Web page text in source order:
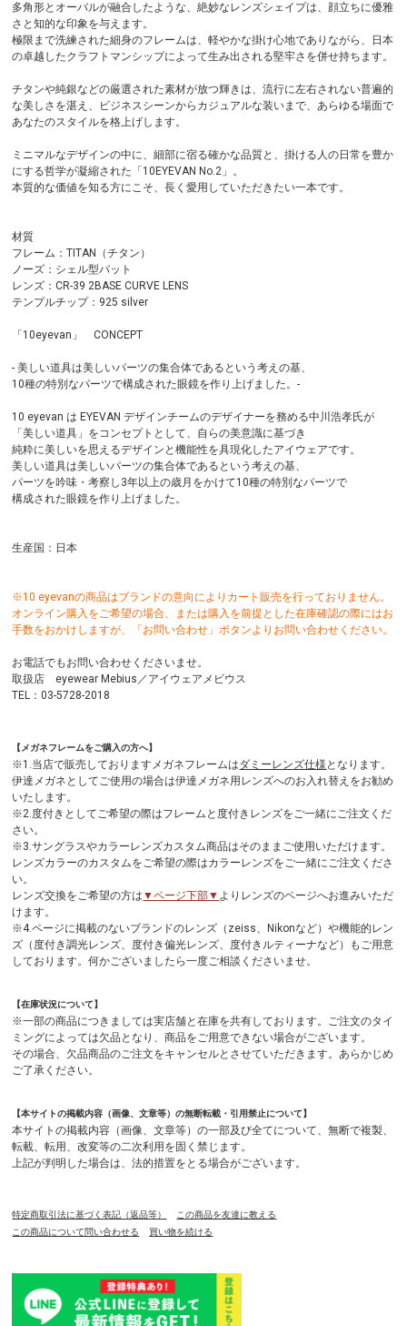
多角形とオーバルが融合したような、絶妙なレンズシェイプは、顔立ちに優雅
さと知的な印象を与えます。
極限まで洗練された細身のフレームは、軽やかな掛け心地でありながら、日本
の卓越したクラフトマンシップによって生み出される堅牢さを併せ持ちます。
チタンや純銀などの厳選された素材が放つ輝きは、流行に左右されない普遍的
な美しさを湛え、ビジネスシーンからカジュアルな装いまで、あらゆる場面で
あなたのスタイルを格上げします。
ミニマルなデザインの中に、細部に宿る確かな品質と、掛ける人の日常を豊か
にする哲学が凝縮された「10EYEVAN No.2」。
本質的な価値を知る方にこそ、長く愛用していただきたい一本です。
材質
フレーム：TITAN（チタン）
ノーズ：シェル型パット
レンズ：CR-39 2BASE CURVE LENS
テンプルチップ：925 silver
「10eyevan」 CONCEPT
- 美しい道具は美しいパーツの集合体であるという考えの基、
10種の特別なパーツで構成された眼鏡を作り上げました。-
10 eyevan は EYEVAN デザインチームのデザイナーを務める中川浩孝氏が
「美しい道具」をコンセプトとして、自らの美意識に基づき
純粋に美しいを思えるデザインと機能性を具現化したアイウェアです。
美しい道具は美しいパーツの集合体であるという考えの基、
パーツを吟味・考察し3年以上の歳月をかけて10種の特別なパーツで
構成された眼鏡を作り上げました。
生産国：日本
※10 eyevanの商品はブランドの意向によりカート販売を行っておりません。
オンライン購入をご希望の場合、または購入を前提とした在庫確認の際にはお
手数をおかけしますが、「お問い合わせ」ボタンよりお問い合わせください。
お電話でもお問い合わせくださいませ。
取扱店 eyewear Mebius／アイウェアメビウス
TEL：03-5728-2018
【メガネフレームをご購入の方へ】
※1.当店で販売しておりますメガネフレームはダミーレンズ仕様 となります。
伊達メガネとしてご使用の場合は伊達メガネ用レンズへのお入れ替えをお勧め
いたします。
※2.度付きとしてご希望の際はフレームと度付きレンズをご一緒にご注文くだ
さい。
※3.サングラスやカラーレンズカスタム商品はそのままご使用いただけます。
レンズカラーのカスタムをご希望の際はカラーレンズをご一緒にご注文くださ
い。
レンズ交換をご希望の方は ▼ページ下部▼ よりレンズのページへお進みいただ
けます。
※4.ページに掲載のないブランドのレンズ（zeiss、Nikonなど）や機能的レン
ズ（度付き調光レンズ、度付き偏光レンズ、度付きルティーナなど）もご用意
しております。何かございましたら一度ご相談くださいませ。
【在庫状況について】
※一部の商品につきましては実店舗と在庫を共有しております。ご注文のタイ
ミングによっては欠品となり、商品をご用意できない場合がございます。
その場合、欠品商品のご注文をキャンセルとさせていただきます。あらかじめ
ご了承ください。
【本サイトの掲載内容（画像、文章等）の無断転載・引用禁止について】
本サイトの掲載内容（画像、文章等）の一部及び全てについて、無断で複製、
転載、転用、改変等の二次利用を固く禁じます。
上記が判明した場合は、法的措置をとる場合がございます。
特定商取引法に基づく表記（返品等）
この商品を友達に教える
この商品について問い合わせる
買い物を続ける